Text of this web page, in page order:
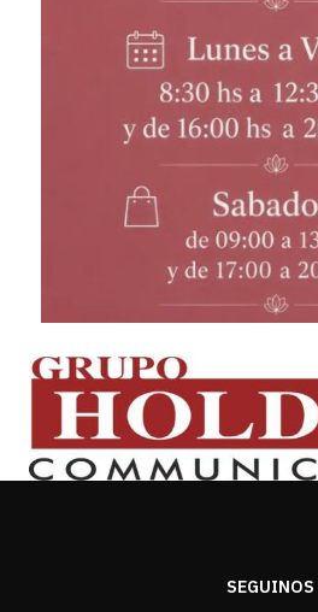
SEGUINOS